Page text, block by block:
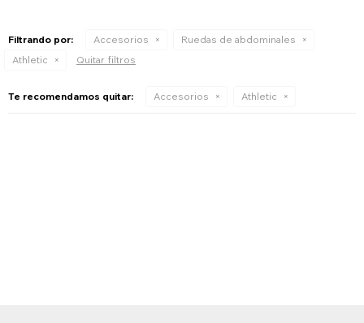
Filtrando por: Accesorios
Ruedas de abdominales
Athletic
Quitar filtros
Te recomendamos quitar: Accesorios Athletic